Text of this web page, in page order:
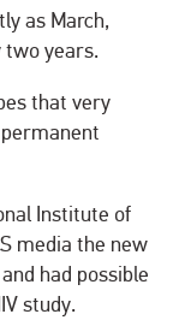
as March,
years.
that very
Institute of
media the new
had possible
study.